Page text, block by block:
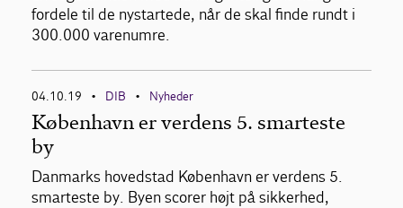
fordele til de nystartede, når de skal finde rundt i
300.000 varenumre.
04.10.19 • DIB • Nyheder
København er verdens 5. smarteste
by
Danmarks hovedstad København er verdens 5.
smarteste by. Byen scorer højt på sikkerhed,